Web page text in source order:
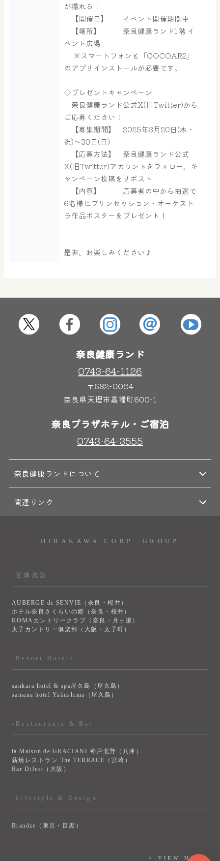
ご宿泊
が撮れる！
【開催日】 イベント開催期間中
【場所】 奈良健康ランド1階 イ
ベント広場
※スマートフォンと「COCOAR2」
のアプリインストールが必要です。
◇プレゼントキャンペーン
奈良健康ランド公式X(旧Twitter)から
ご応募ください！
【募集期間】 2025年3月20日(木・
祝)～30日(日)
【応募方法】 奈良健康ランド公式
X(旧Twitter)アカウントをフォロー、キ
ャンペーン投稿をリポスト
【内容】 応募者の中から抽選で
6名様にプリンセッション・オーケスト
ラ作品ポスターをプレゼント！
是非、お楽しみください♪
奈良健康ランド
0743-64-1126
〒632-0084
奈良県天理市嘉幡町600-1
奈良プラザホテル・ご宿泊
0743-64-3555
奈良健康ランドについて
関連リンク
HIRAKAWA CORP. GROUP
-近隣施設
AUBERGE de SENVIE（奈良・桜井）
ホテル奈良さくらいの郷（奈良・桜井）
KOMAカントリークラブ（奈良・月ヶ瀬）
太子カントリー俱楽部（大阪・太子町）
-Resort Hotels
sankara hotel & spa屋久島（屋久島）
samana hotel Yakushima（屋久島）
-Restaurants & Bar
la Maison de GRACIANI 神戸北野（兵庫）
薪焼レストラン The TERRACE（宮崎）
Bar DiJest（大阪）
-Lifestyle & Design
Brandze（東京・目黒）
> VIEW MORE